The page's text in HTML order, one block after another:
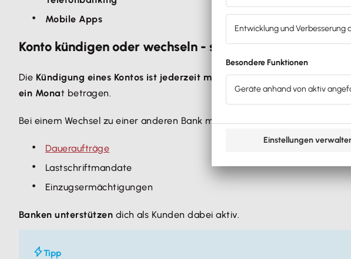
Mobile Apps
Konto kündigen oder wechseln - so geht's
Die Kündigung eines Kontos ist jederzeit möglich, unter Einhaltung der
ein Monat betragen.
Bei einem Wechsel zu einer anderen Bank musst du folgende
Daueraufträge
Lastschriftmandate
Einzugsermächtigungen
Banken unterstützen dich als Kunden dabei aktiv.
Tipp